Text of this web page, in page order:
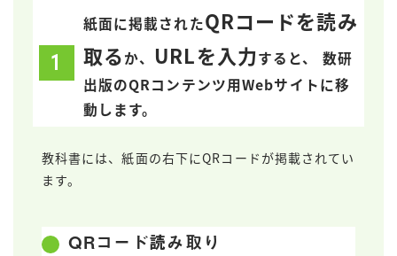
紙面に掲載されたQRコードを読み
取るか、 URLを入力すると、
数研
出版のQRコンテンツ用Webサイトに移
動します。
教科書には、紙面の右下にQRコードが掲載されてい
ます。
QRコード読み取り